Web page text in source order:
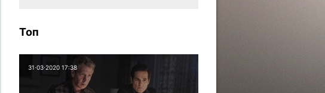
Топ
31⋅03⋅2020 17:38